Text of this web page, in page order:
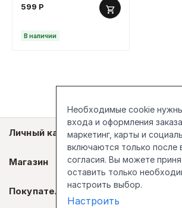
599 Р
В наличии
Личный кабинет
Магазин
Покупателям
Необходимые cookie
входа и оформления
маркетинг, карты и
включаются только после
согласия. Вы можете
оставить только
настроить выбор.
Настроить